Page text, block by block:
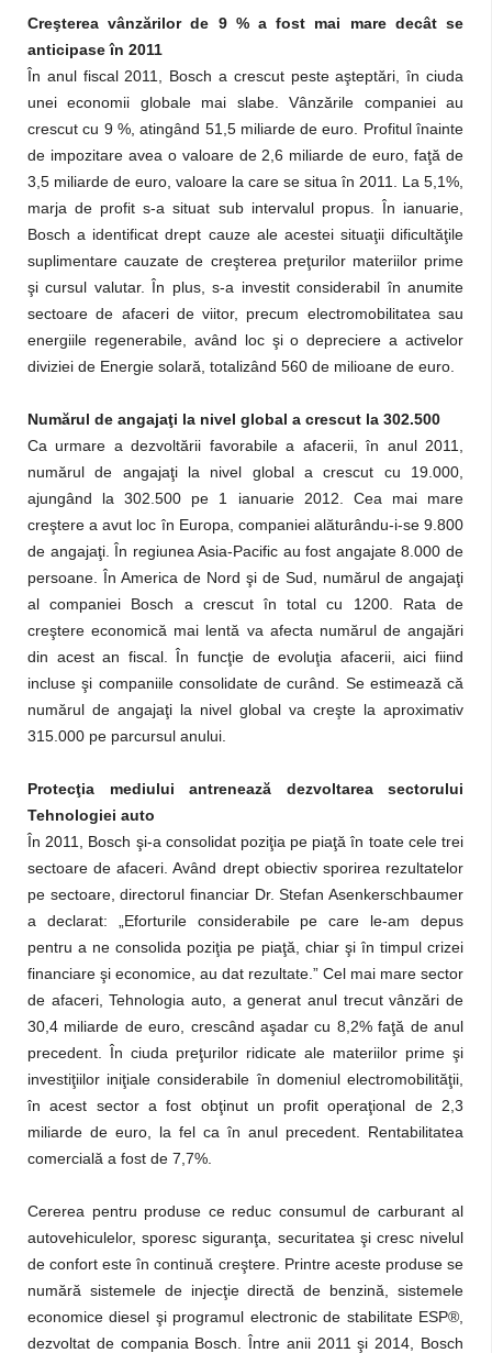
Creşterea vânzărilor de 9 % a fost mai mare decât se
anticipase în 2011
În anul fiscal 2011, Bosch a crescut peste aşteptări, în ciuda
unei economii globale mai slabe. Vânzările companiei au
crescut cu 9 %, atingând 51,5 miliarde de euro. Profitul înainte
de impozitare avea o valoare de 2,6 miliarde de euro, faţă de
3,5 miliarde de euro, valoare la care se situa în 2011. La 5,1%,
marja de profit s-a situat sub intervalul propus. În ianuarie,
Bosch a identificat drept cauze ale acestei situaţii dificultăţile
suplimentare cauzate de creşterea preţurilor materiilor prime
şi cursul valutar. În plus, s-a investit considerabil în anumite
sectoare de afaceri de viitor, precum electromobilitatea sau
energiile regenerabile, având loc şi o depreciere a activelor
diviziei de Energie solară, totalizând 560 de milioane de euro.
Numărul de angajaţi la nivel global a crescut la 302.500
Ca urmare a dezvoltării favorabile a afacerii, în anul 2011,
numărul de angajaţi la nivel global a crescut cu 19.000,
ajungând la 302.500 pe 1 ianuarie 2012. Cea mai mare
creştere a avut loc în Europa, companiei alăturându-i-se 9.800
de angajaţi. În regiunea Asia-Pacific au fost angajate 8.000 de
persoane. În America de Nord şi de Sud, numărul de angajaţi
al companiei Bosch a crescut în total cu 1200. Rata de
creştere economică mai lentă va afecta numărul de angajări
din acest an fiscal. În funcţie de evoluţia afacerii, aici fiind
incluse şi companiile consolidate de curând. Se estimează că
numărul de angajaţi la nivel global va creşte la aproximativ
315.000 pe parcursul anului.
Protecţia mediului antrenează dezvoltarea sectorului
Tehnologiei auto
În 2011, Bosch şi-a consolidat poziţia pe piaţă în toate cele trei
sectoare de afaceri. Având drept obiectiv sporirea rezultatelor
pe sectoare, directorul financiar Dr. Stefan Asenkerschbaumer
a declarat: „Eforturile considerabile pe care le-am depus
pentru a ne consolida poziţia pe piaţă, chiar şi în timpul crizei
financiare şi economice, au dat rezultate.” Cel mai mare sector
de afaceri, Tehnologia auto, a generat anul trecut vânzări de
30,4 miliarde de euro, crescând aşadar cu 8,2% faţă de anul
precedent. În ciuda preţurilor ridicate ale materiilor prime şi
investiţiilor iniţiale considerabile în domeniul electromobilităţii,
în acest sector a fost obţinut un profit operaţional de 2,3
miliarde de euro, la fel ca în anul precedent. Rentabilitatea
comercială a fost de 7,7%.
Cererea pentru produse ce reduc consumul de carburant al
autovehiculelor, sporesc siguranţa, securitatea şi cresc nivelul
de confort este în continuă creştere. Printre aceste produse se
numără sistemele de injecţie directă de benzină, sistemele
economice diesel şi programul electronic de stabilitate ESP®,
dezvoltat de compania Bosch. Între anii 2011 şi 2014, Bosch